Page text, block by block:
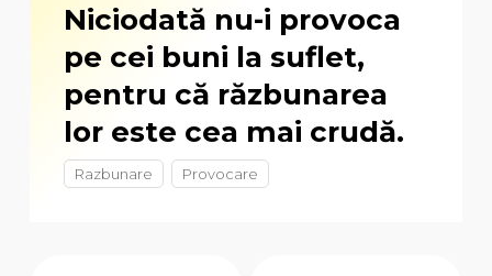
Niciodată nu-i provoca
pe cei buni la suflet,
pentru că răzbunarea
lor este cea mai crudă.
Razbunare Provocare